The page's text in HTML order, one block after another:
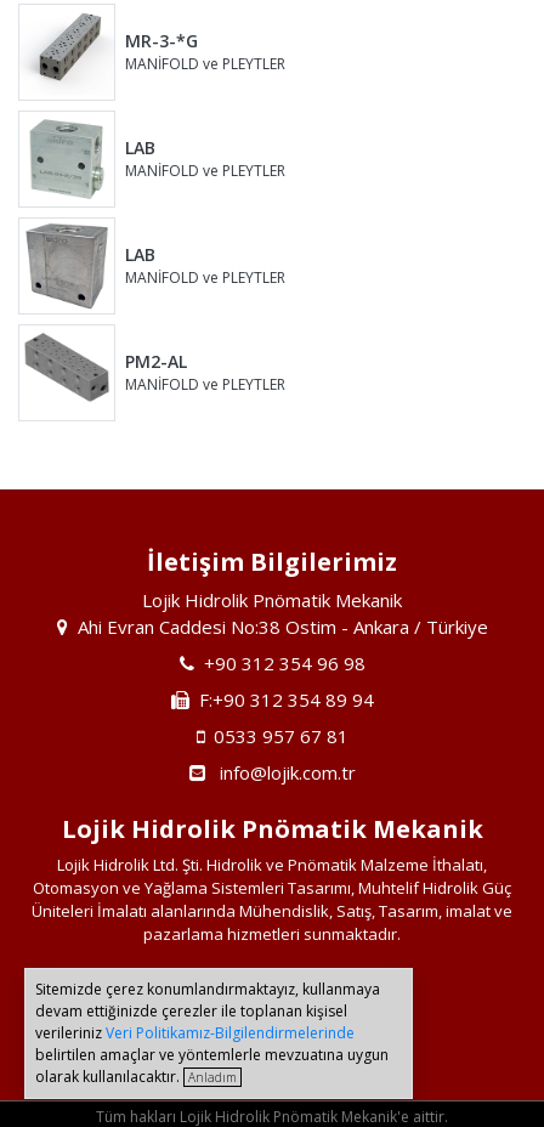
MR-3-*G
MANİFOLD ve PLEYTLER
LAB
MANİFOLD ve PLEYTLER
LAB
MANİFOLD ve PLEYTLER
PM2-AL
MANİFOLD ve PLEYTLER
İletişim Bilgilerimiz
Lojik Hidrolik Pnömatik Mekanik
Ahi Evran Caddesi No:38 Ostim - Ankara / Türkiye
+90 312 354 96 98
F:+90 312 354 89 94
0533 957 67 81
info@lojik.com.tr
Lojik Hidrolik Pnömatik Mekanik
Lojik Hidrolik Ltd. Şti. Hidrolik ve Pnömatik Malzeme İthalatı,
Otomasyon ve Yağlama Sistemleri Tasarımı, Muhtelif Hidrolik Güç
Üniteleri İmalatı alanlarında Mühendislik, Satış, Tasarım, imalat ve
pazarlama hizmetleri sunmaktadır.
Bağlantılarımız
Tüm hakları Lojik Hidrolik Pnömatik Mekanik'e aittir.
Sitemizde çerez konumlandırmaktayız, kullanmaya
devam ettiğinizde çerezler ile toplanan kişisel
verilerinizVeri Politikamız-Bilgilendirmelerinde
belirtilen amaçlar ve yöntemlerle mevzuatına uygun
olarak kullanılacaktır. Anladım